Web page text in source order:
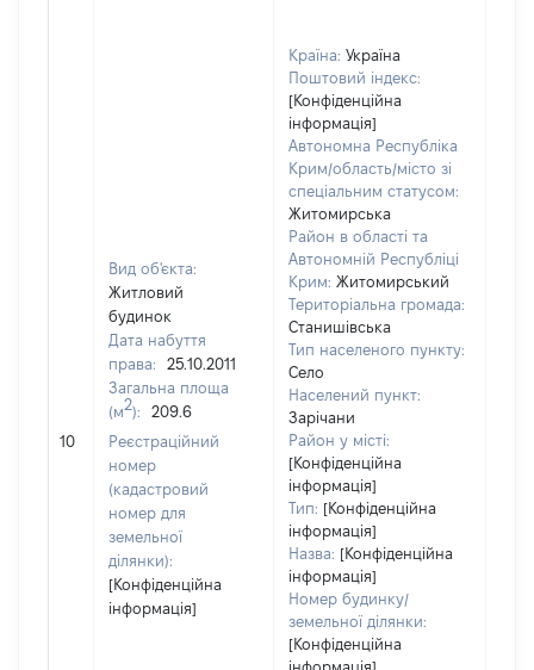
10
Вид об'єкта:
Житловий
будинок
Дата набуття
права:
25.10.2011
Загальна площа
(м2):
209.6
Реєстраційний
номер
(кадастровий
номер для
земельної
ділянки):
[Конфіденційна
інформація]
Країна: Україна
Поштовий індекс:
[Конфіденційна
інформація]
Автономна Республіка
Крим/область/місто зі
спеціальним статусом:
Житомирська
Район в області та
Автономній Республіці
Крим: Житомирський
Територіальна громада:
Станишівська
Тип населеного пункту:
Село
Населений пункт:
Зарічани
Район у місті:
[Конфіденційна
інформація]
Тип: [Конфіденційна
інформація]
Назва: [Конфіденційна
інформація]
Номер будинку/
земельної ділянки:
[Конфіденційна
інформація]